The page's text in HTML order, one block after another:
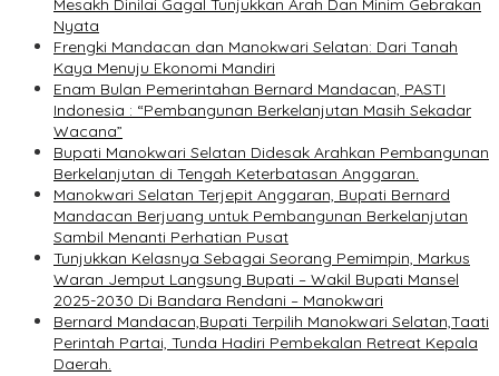
Mesakh Dinilai Gagal Tunjukkan Arah Dan Minim Gebrakan
Nyata
Frengki Mandacan dan Manokwari Selatan: Dari Tanah
Kaya Menuju Ekonomi Mandiri
Enam Bulan Pemerintahan Bernard Mandacan, PASTI
Indonesia : “Pembangunan Berkelanjutan Masih Sekadar
Wacana”
Bupati Manokwari Selatan Didesak Arahkan Pembangunan
Berkelanjutan di Tengah Keterbatasan Anggaran.
Manokwari Selatan Terjepit Anggaran, Bupati Bernard
Mandacan Berjuang untuk Pembangunan Berkelanjutan
Sambil Menanti Perhatian Pusat
Tunjukkan Kelasnya Sebagai Seorang Pemimpin, Markus
Waran Jemput Langsung Bupati – Wakil Bupati Mansel
2025-2030 Di Bandara Rendani – Manokwari
Bernard Mandacan,Bupati Terpilih Manokwari Selatan,Taati
Perintah Partai, Tunda Hadiri Pembekalan Retreat Kepala
Daerah.